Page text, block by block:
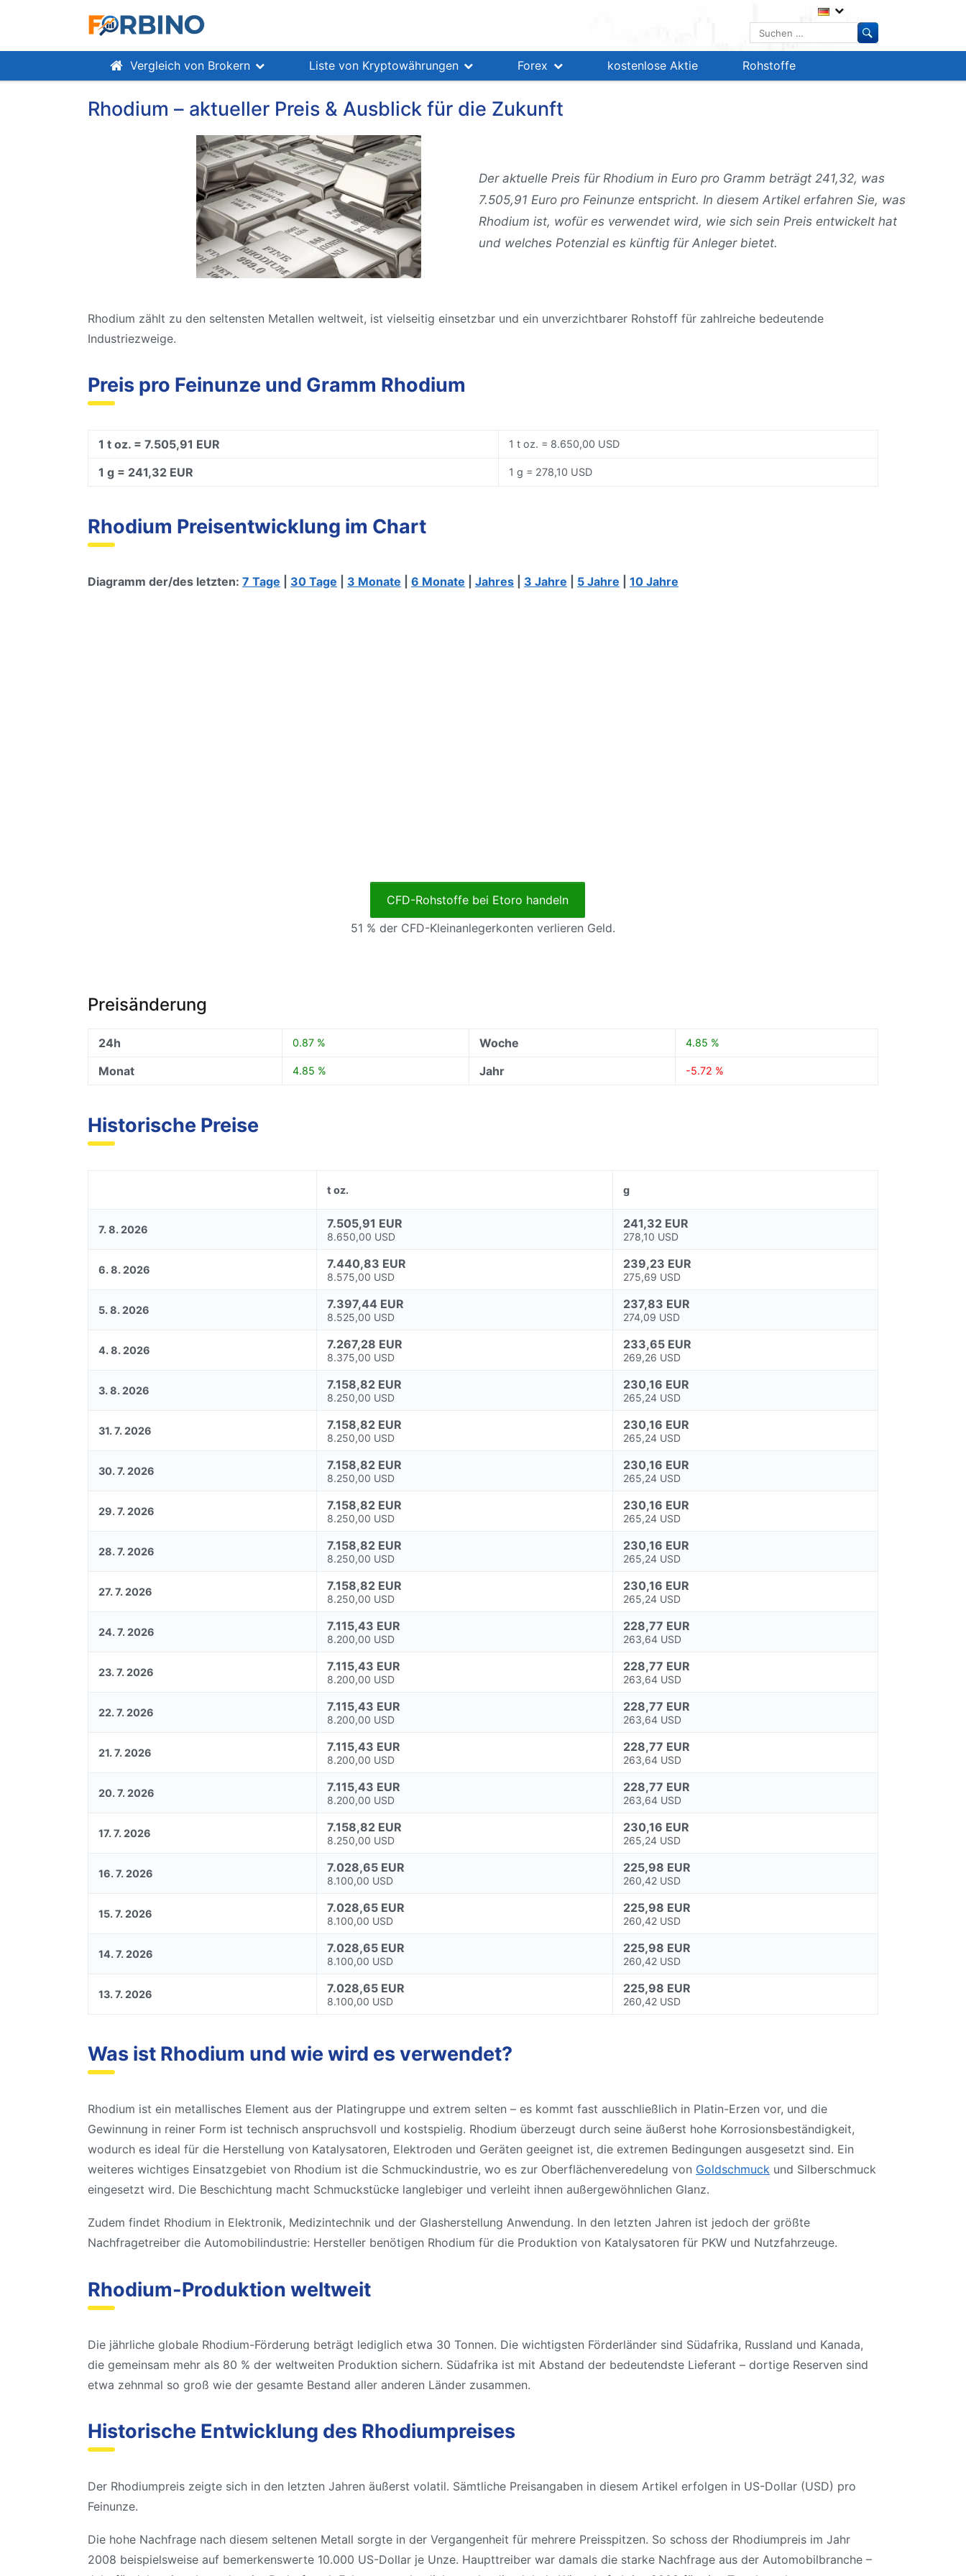
Suchen
nach:
Vergleich von Brokern Liste von Kryptowährungen Forex kostenlose Aktie Rohstoffe
Rhodium – aktueller Preis & Ausblick für die Zukunft
Der aktuelle Preis für Rhodium in Euro pro Gramm beträgt 241,32, was
7.505,91 Euro pro Feinunze entspricht. In diesem Artikel erfahren Sie, was
Rhodium ist, wofür es verwendet wird, wie sich sein Preis entwickelt hat
und welches Potenzial es künftig für Anleger bietet.
Rhodium zählt zu den seltensten Metallen weltweit, ist vielseitig einsetzbar und ein unverzichtbarer Rohstoff für zahlreiche bedeutende
Industriezweige.
Preis pro Feinunze und Gramm Rhodium
1 t oz. = 7.505,91 EUR 1 t oz. = 8.650,00 USD
1 g = 241,32 EUR 1 g = 278,10 USD
Rhodium Preisentwicklung im Chart
Diagramm der/des letzten: 7 Tage 30 Tage 3 Monate 6 Monate Jahres 3 Jahre 5 Jahre 10 Jahre
CFD-Rohstoffe bei Etoro handeln
51 % der CFD-Kleinanlegerkonten verlieren Geld.
Preisänderung
24h 0.87 % Woche 4.85 %
Monat 4.85 % Jahr -5.72 %
Historische Preise
t oz. g
7. 8. 2026 7.505,91 EUR
8.650,00 USD
241,32 EUR
278,10 USD
6. 8. 2026 7.440,83 EUR
8.575,00 USD
239,23 EUR
275,69 USD
5. 8. 2026 7.397,44 EUR
8.525,00 USD
237,83 EUR
274,09 USD
4. 8. 2026 7.267,28 EUR
8.375,00 USD
233,65 EUR
269,26 USD
3. 8. 2026 7.158,82 EUR
8.250,00 USD
230,16 EUR
265,24 USD
31. 7. 2026 7.158,82 EUR
8.250,00 USD
230,16 EUR
265,24 USD
30. 7. 2026 7.158,82 EUR
8.250,00 USD
230,16 EUR
265,24 USD
29. 7. 2026 7.158,82 EUR
8.250,00 USD
230,16 EUR
265,24 USD
28. 7. 2026 7.158,82 EUR
8.250,00 USD
230,16 EUR
265,24 USD
27. 7. 2026 7.158,82 EUR
8.250,00 USD
230,16 EUR
265,24 USD
24. 7. 2026 7.115,43 EUR
8.200,00 USD
228,77 EUR
263,64 USD
23. 7. 2026 7.115,43 EUR
8.200,00 USD
228,77 EUR
263,64 USD
22. 7. 2026 7.115,43 EUR
8.200,00 USD
228,77 EUR
263,64 USD
21. 7. 2026 7.115,43 EUR
8.200,00 USD
228,77 EUR
263,64 USD
20. 7. 2026 7.115,43 EUR
8.200,00 USD
228,77 EUR
263,64 USD
17. 7. 2026 7.158,82 EUR
8.250,00 USD
230,16 EUR
265,24 USD
16. 7. 2026 7.028,65 EUR
8.100,00 USD
225,98 EUR
260,42 USD
15. 7. 2026 7.028,65 EUR
8.100,00 USD
225,98 EUR
260,42 USD
14. 7. 2026 7.028,65 EUR
8.100,00 USD
225,98 EUR
260,42 USD
13. 7. 2026 7.028,65 EUR
8.100,00 USD
225,98 EUR
260,42 USD
Was ist Rhodium und wie wird es verwendet?
Rhodium ist ein metallisches Element aus der Platingruppe und extrem selten – es kommt fast ausschließlich in Platin-Erzen vor, und die
Gewinnung in reiner Form ist technisch anspruchsvoll und kostspielig. Rhodium überzeugt durch seine äußerst hohe Korrosionsbeständigkeit,
wodurch es ideal für die Herstellung von Katalysatoren, Elektroden und Geräten geeignet ist, die extremen Bedingungen ausgesetzt sind. Ein
weiteres wichtiges Einsatzgebiet von Rhodium ist die Schmuckindustrie, wo es zur Oberflächenveredelung von Goldschmuck und Silberschmuck
eingesetzt wird. Die Beschichtung macht Schmuckstücke langlebiger und verleiht ihnen außergewöhnlichen Glanz.
Zudem findet Rhodium in Elektronik, Medizintechnik und der Glasherstellung Anwendung. In den letzten Jahren ist jedoch der größte
Nachfragetreiber die Automobilindustrie: Hersteller benötigen Rhodium für die Produktion von Katalysatoren für PKW und Nutzfahrzeuge.
Rhodium-Produktion weltweit
Die jährliche globale Rhodium-Förderung beträgt lediglich etwa 30 Tonnen. Die wichtigsten Förderländer sind Südafrika, Russland und Kanada,
die gemeinsam mehr als 80 % der weltweiten Produktion sichern. Südafrika ist mit Abstand der bedeutendste Lieferant – dortige Reserven sind
etwa zehnmal so groß wie der gesamte Bestand aller anderen Länder zusammen.
Historische Entwicklung des Rhodiumpreises
Der Rhodiumpreis zeigte sich in den letzten Jahren äußerst volatil. Sämtliche Preisangaben in diesem Artikel erfolgen in US-Dollar (USD) pro
Feinunze.
Die hohe Nachfrage nach diesem seltenen Metall sorgte in der Vergangenheit für mehrere Preisspitzen. So schoss der Rhodiumpreis im Jahr
2008 beispielsweise auf bemerkenswerte 10.000 US-Dollar je Unze. Haupttreiber war damals die starke Nachfrage aus der Automobilbranche –